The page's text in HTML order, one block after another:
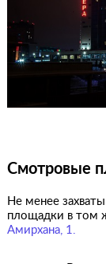
Смотровые
Не менее
площадки в том
Амирхана, 1.